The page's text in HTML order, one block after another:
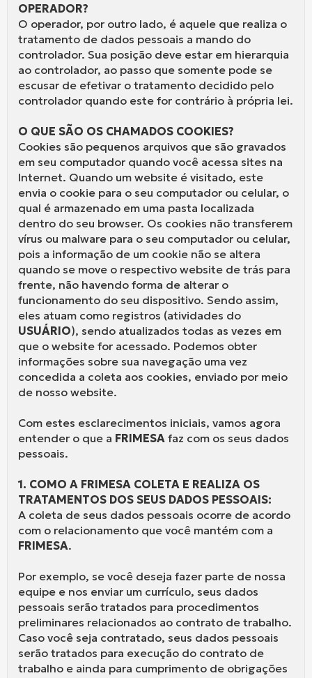
OPERADOR?
O operador, por outro lado, é aquele que realiza o
tratamento de dados pessoais a mando do
controlador. Sua posição deve estar em hierarquia
ao controlador, ao passo que somente pode se
escusar de efetivar o tratamento decidido pelo
controlador quando este for contrário à própria lei.
O QUE SÃO OS CHAMADOS COOKIES?
Cookies são pequenos arquivos que são gravados
em seu computador quando você acessa sites na
Internet. Quando um website é visitado, este
envia o cookie para o seu computador ou celular, o
qual é armazenado em uma pasta localizada
dentro do seu browser. Os cookies não transferem
vírus ou malware para o seu computador ou celular,
pois a informação de um cookie não se altera
quando se move o respectivo website de trás para
frente, não havendo forma de alterar o
funcionamento do seu dispositivo. Sendo assim,
eles atuam como registros (atividades do
USUÁRIO), sendo atualizados todas as vezes em
que o website for acessado. Podemos obter
informações sobre sua navegação uma vez
concedida a coleta aos cookies, enviado por meio
de nosso website.
Com estes esclarecimentos iniciais, vamos agora
entender o que a FRIMESA faz com os seus dados
pessoais.
1. COMO A FRIMESA COLETA E REALIZA OS
TRATAMENTOS DOS SEUS DADOS PESSOAIS:
A coleta de seus dados pessoais ocorre de acordo
com o relacionamento que você mantém com a
FRIMESA.
Por exemplo, se você deseja fazer parte de nossa
equipe e nos enviar um currículo, seus dados
pessoais serão tratados para procedimentos
preliminares relacionados ao contrato de trabalho.
Caso você seja contratado, seus dados pessoais
serão tratados para execução do contrato de
trabalho e ainda para cumprimento de obrigações